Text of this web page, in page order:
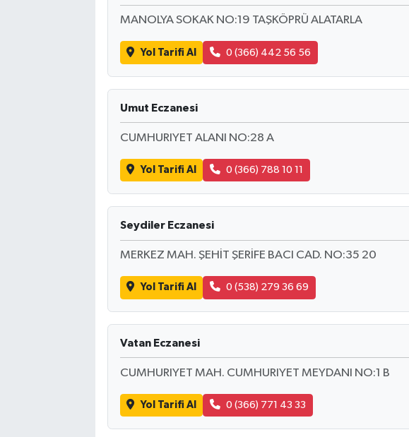
MANOLYA SOKAK NO:19 TAŞKÖPRÜ ALATARLA
Yol Tarifi Al 0 (366) 442 56 56
Umut Eczanesi
CUMHURIYET ALANI NO:28 A
Yol Tarifi Al 0 (366) 788 10 11
Seydiler Eczanesi
MERKEZ MAH. ŞEHİT ŞERİFE BACI CAD. NO:35 20
Yol Tarifi Al 0 (538) 279 36 69
Vatan Eczanesi
CUMHURIYET MAH. CUMHURIYET MEYDANI NO:1 B
Yol Tarifi Al 0 (366) 771 43 33